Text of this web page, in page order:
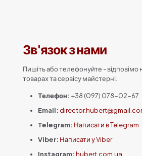
Зв'язок з нами
Пишіть або телефонуйте - відповімо
товарах та сервісу майстерні.
Телефон: +38 (097) 078-02-67
Email:
Telegram: Написати в Telegram
Viber: Написати у Viber
Instagram:hubert.com.ua